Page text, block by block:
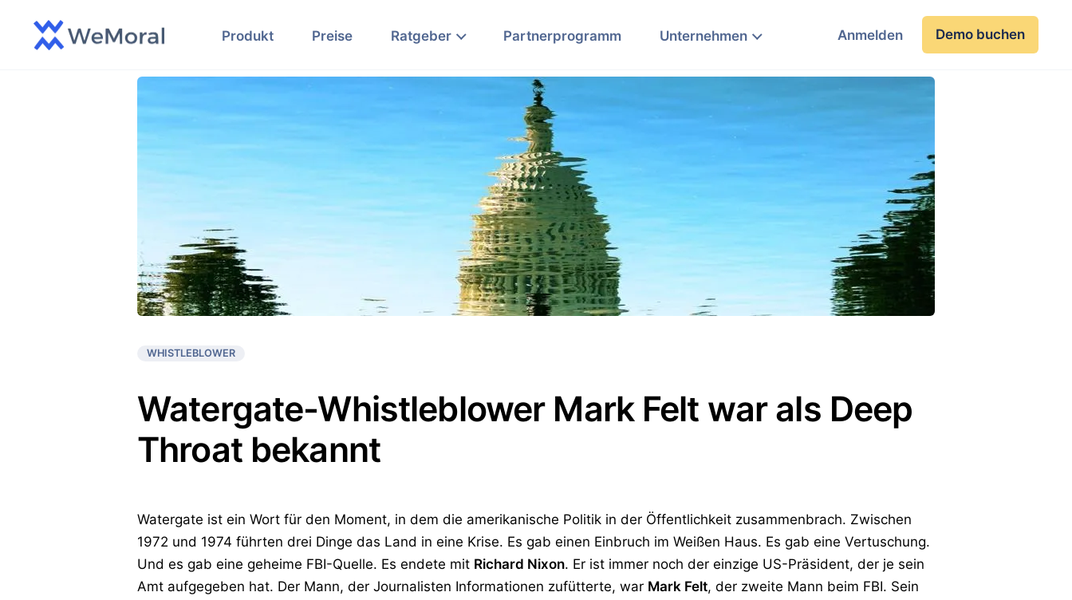
Produkt Preise Ratgeber Partnerprogramm Unternehmen Anmelden Demo buchen
WHISTLEBLOWER
Watergate-Whistleblower Mark Felt war als Deep
Throat bekannt
Watergate ist ein Wort für den Moment, in dem die amerikanische Politik in der Öffentlichkeit zusammenbrach. Zwischen
1972 und 1974 führten drei Dinge das Land in eine Krise. Es gab einen Einbruch im Weißen Haus. Es gab eine Vertuschung.
Und es gab eine geheime FBI-Quelle. Es endete mit Richard Nixon. Er ist immer noch der einzige US-Präsident, der je sein
Amt aufgegeben hat. Der Mann, der Journalisten Informationen zufütterte, war Mark Felt, der zweite Mann beim FBI. Sein